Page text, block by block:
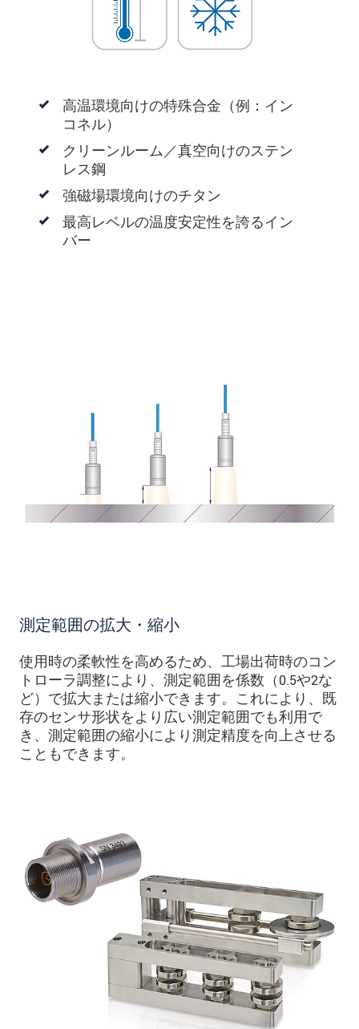
高温環境向けの特殊合金（例：イン
コネル）
クリーンルーム／真空向けのステン
レス鋼
強磁場環境向けのチタン
最高レベルの温度安定性を誇るイン
バー
測定範囲の拡大・縮小
使用時の柔軟性を高めるため、工場出荷時のコン
トローラ調整により、測定範囲を係数（0.5や2な
ど）で拡大または縮小できます。これにより、既
存のセンサ形状をより広い測定範囲でも利用で
き、測定範囲の縮小により測定精度を向上させる
こともできます。